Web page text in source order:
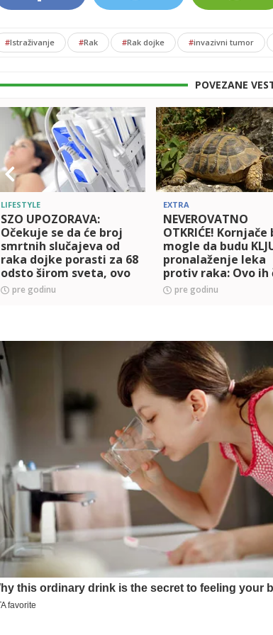
#Istraživanje #Rak #Rak dojke #invazivni tumor
POVEZANE
LIFESTYLE
SZO UPOZORAVA:
Očekuje se da će broj
smrtnih slučajeva od
raka dojke porasti za 68
odsto širom sveta, ovo
su najugroženije
zemlje
pre godinu
EXTRA
NEVEROVATNO
OTKRIĆE! Kornjače
mogle da budu
pronalaženje leka
protiv raka: Ovo ih
POSEBNIM
pre godinu